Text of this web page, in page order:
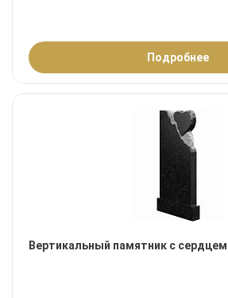
Подробнее
Вертикальный памятник с сердцем